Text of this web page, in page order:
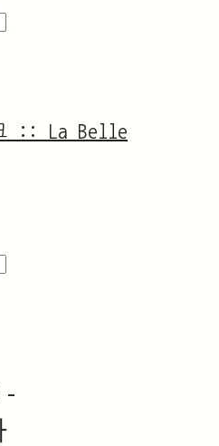
:: La Belle
-